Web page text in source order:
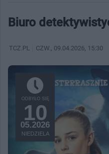
Biuro
TCZ.PL CZW. , 09.04.2026, 15:30
ODBYŁO SIĘ
10
05.2026
NIEDZIELA